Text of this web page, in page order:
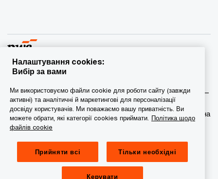
учасник/фірми-учасниці мережі PwC, а в деяких випадках –
міжнародна мережа PwC. Кожна фірма мережі є
самостійною юридичною особою. Докладніша інформація на
веб-сторінці www.pwc.com/structure.
Конфіденційність
Сookie-файли
Налаштування cookies:
Вибір за вами
Ми використовуємо файли cookie для роботи сайту (завжди
активні) та аналітичні й маркетингові для персоналізації
досвіду користувачів. Ми поважаємо вашу приватність. Ви
можете обрати, які категорії cookies приймати. Політика щодо
файлів cookie
Прийняти всі Тільки необхідні
Керувати